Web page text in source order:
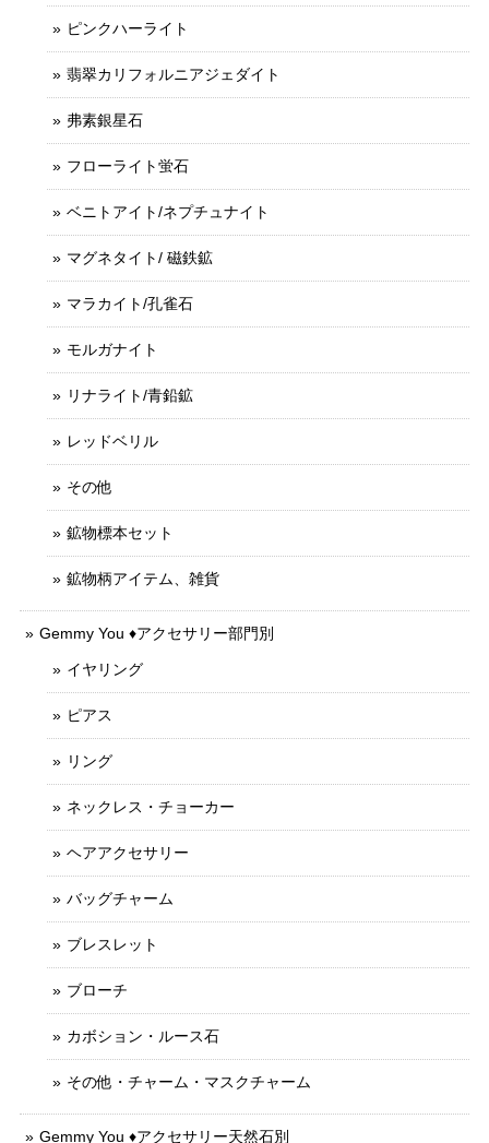
ピンクハーライト
翡翠カリフォルニアジェダイト
弗素銀星石
フローライト蛍石
ベニトアイト/ネプチュナイト
マグネタイト/ 磁鉄鉱
マラカイト/孔雀石
モルガナイト
リナライト/青鉛鉱
レッドベリル
その他
鉱物標本セット
鉱物柄アイテム、雑貨
Gemmy You ♦︎アクセサリー部門別
イヤリング
ピアス
リング
ネックレス・チョーカー
ヘアアクセサリー
バッグチャーム
ブレスレット
ブローチ
カボション・ルース石
その他・チャーム・マスクチャーム
Gemmy You ♦︎アクセサリー天然石別